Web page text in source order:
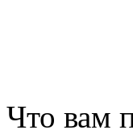
Что вам